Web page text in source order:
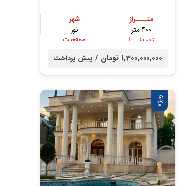
متــــراژ
400 متر
شهر
نور
زیر بنـــا
موقعیت
1,300,000,000 تومان / پیش پرداخت
ویژه